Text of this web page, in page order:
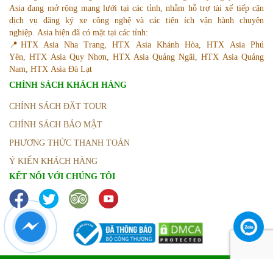
Asia đang mở rộng mạng lưới tại các tỉnh, nhằm hỗ trợ tài xế tiếp cận
dịch vụ đăng ký xe công nghệ và các tiện ích vận hành chuyên
nghiệp. Asia hiện đã có mặt tại các tỉnh:
📍HTX Asia Nha Trang, HTX Asia Khánh Hòa, HTX Asia Phú
Yên, HTX Asia Quy Nhơn, HTX Asia Quảng Ngãi, HTX Asia Quảng
Nam, HTX Asia Đà Lạt
CHÍNH SÁCH KHÁCH HÀNG
CHÍNH SÁCH ĐẶT TOUR
CHÍNH SÁCH BẢO MẬT
PHƯƠNG THỨC THANH TOÁN
Ý KIẾN KHÁCH HÀNG
KẾT NỐI VỚI CHÚNG TÔI